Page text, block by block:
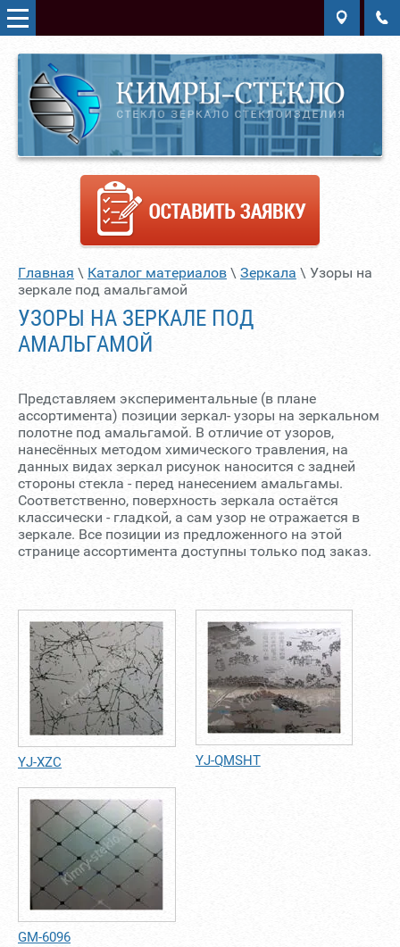
Главная \ Каталог материалов \ Зеркала \ Узоры на
зеркале под амальгамой
УЗОРЫ НА ЗЕРКАЛЕ ПОД
АМАЛЬГАМОЙ
Представляем экспериментальные (в плане
ассортимента) позиции зеркал- узоры на зеркальном
полотне под амальгамой. В отличие от узоров,
нанесённых методом химического травления, на
данных видах зеркал рисунок наносится с задней
стороны стекла - перед нанесением амальгамы.
Соответственно, поверхность зеркала остаётся
классически - гладкой, а сам узор не отражается в
зеркале. Все позиции из предложенного на этой
странице ассортимента доступны только под заказ.
YJ-XZC YJ-QMSHT
GM-6096